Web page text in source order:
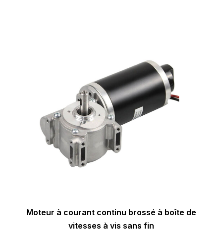
Moteur à courant continu brossé à boîte de
vitesses à vis sans fin
▂▂